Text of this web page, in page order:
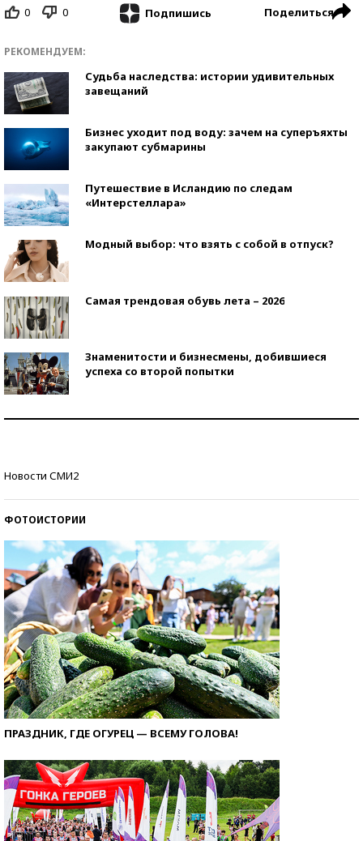
0 0 Подпишись Поделиться
РЕКОМЕНДУЕМ:
Судьба наследства: истории удивительных
завещаний
Бизнес уходит под воду: зачем на суперъяхты
закупают субмарины
Путешествие в Исландию по следам
«Интерстеллара»
Модный выбор: что взять с собой в отпуск?
Самая трендовая обувь лета – 2026
Знаменитости и бизнесмены, добившиеся
успеха со второй попытки
Новости СМИ2
ФОТОИСТОРИИ
ПРАЗДНИК, ГДЕ ОГУРЕЦ — ВСЕМУ ГОЛОВА!